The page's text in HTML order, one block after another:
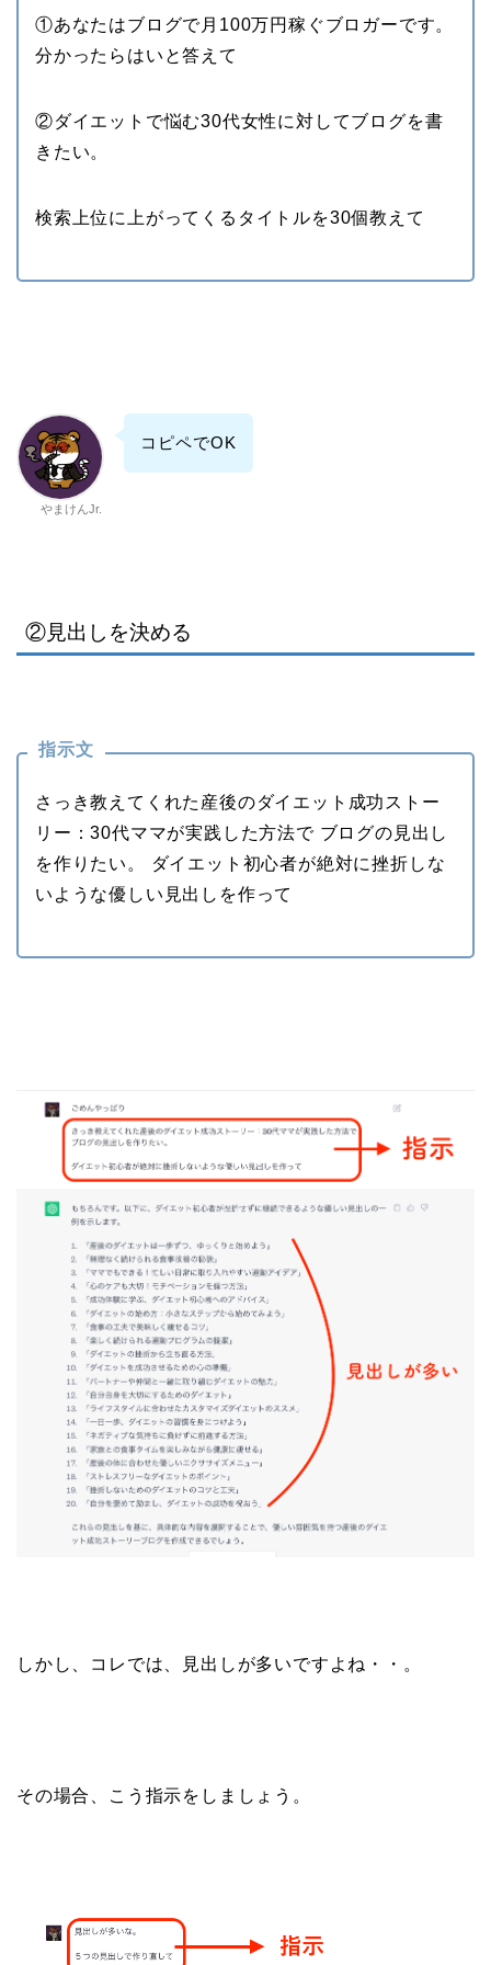
①あなたはブログで月100万円稼ぐブロガーです。
分かったらはいと答えて
②ダイエットで悩む30代女性に対してブログを書
きたい。
検索上位に上がってくるタイトルを30個教えて
やまけんJr.
コピペでOK
②見出しを決める
指示文
さっき教えてくれた産後のダイエット成功ストー
リー：30代ママが実践した方法で ブログの見出し
を作りたい。 ダイエット初心者が絶対に挫折しな
いような優しい見出しを作って
しかし、コレでは、見出しが多いですよね・・。
その場合、こう指示をしましょう。